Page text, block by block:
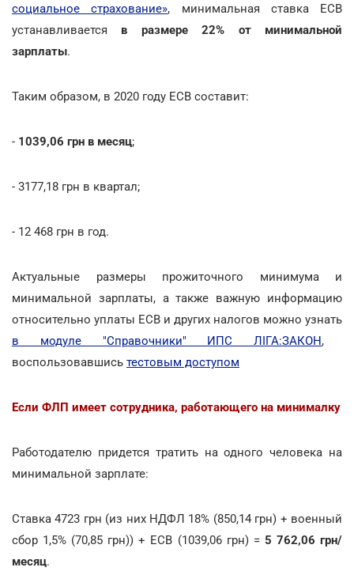
социальное страхование», минимальная ставка ЕСВ
устанавливается в размере 22% от минимальной
зарплаты.
Таким образом, в 2020 году ЕСВ составит:
- 1039,06 грн в месяц;
- 3177,18 грн в квартал;
- 12 468 грн в год.
Актуальные размеры прожиточного минимума и
минимальной зарплаты, а также важную информацию
относительно уплаты ЕСВ и других налогов можно узнать
в модуле "Справочники" ИПС ЛІГА:ЗАКОН,
воспользовавшись тестовым доступом
Если ФЛП имеет сотрудника, работающего на минималку
Работодателю придется тратить на одного человека на
минимальной зарплате:
Ставка 4723 грн (из них НДФЛ 18% (850,14 грн) + военный
сбор 1,5% (70,85 грн)) + ЕСВ (1039,06 грн) = 5 762,06 грн/
месяц.